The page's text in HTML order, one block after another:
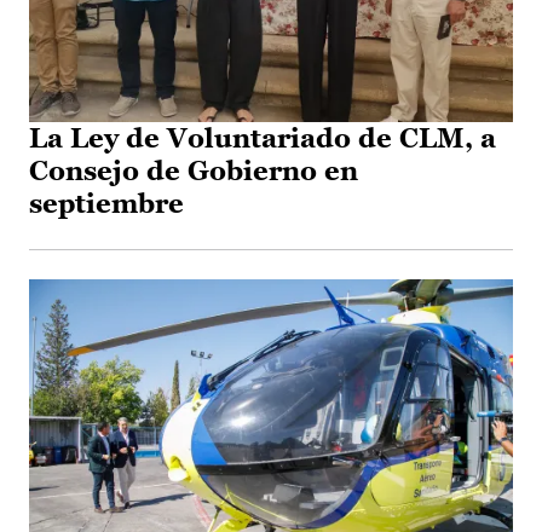
La Ley de Voluntariado de CLM, a
Consejo de Gobierno en
septiembre